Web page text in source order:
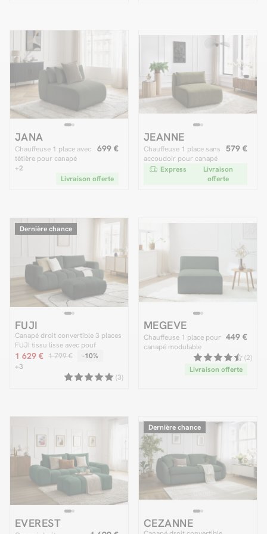
JANA
Chauffeuse 1 place avec
têtière pour canapé
modulable JANA tissu
699 €
+2
Livraison offerte
JEANNE
Chauffeuse 1 place sans
accoudoir pour canapé
modulable JEANNE tissu
579 €
Express
Livraison
offerte
Dernière chance
FUJI
Canapé droit convertible 3 places
FUJI tissu lisse avec pouf
1 629 € 1 799 €
-10%
+3
(3)
MEGEVE
Chauffeuse 1 place pour
canapé modulable
MEGEVE tissu chiné
449 €
(2)
Livraison offerte
EVEREST
Dernière chance
CEZANNE